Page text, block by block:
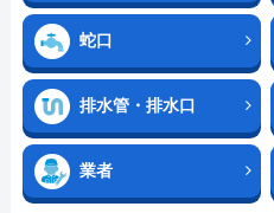
蛇口
排水管・排水口
業者